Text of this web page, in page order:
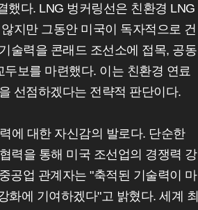
했다. LNG 벙커링선은 친환경 LNG
지만 그동안 미국이 독자적으로 건
술력을 콘래드 조선소에 접목, 공동
보를 마련했다. 이는 친환경 연료
선점하겠다는 전략적 판단이다.
에 대한 자신감의 발로다. 단순한
력을 통해 미국 조선업의 경쟁력 강
공업 관계자는 "축적된 기술력이 마
화에 기여하겠다"고 밝혔다. 세계 최